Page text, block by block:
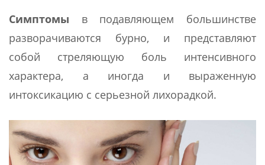
Симптомы в подавляющем большинстве
разворачиваются бурно, и представляют
собой стреляющую боль интенсивного
характера, а иногда и выраженную
интоксикацию с серьезной лихорадкой.